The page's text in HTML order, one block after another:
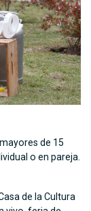
de 15
o en pareja.
de la Cultura